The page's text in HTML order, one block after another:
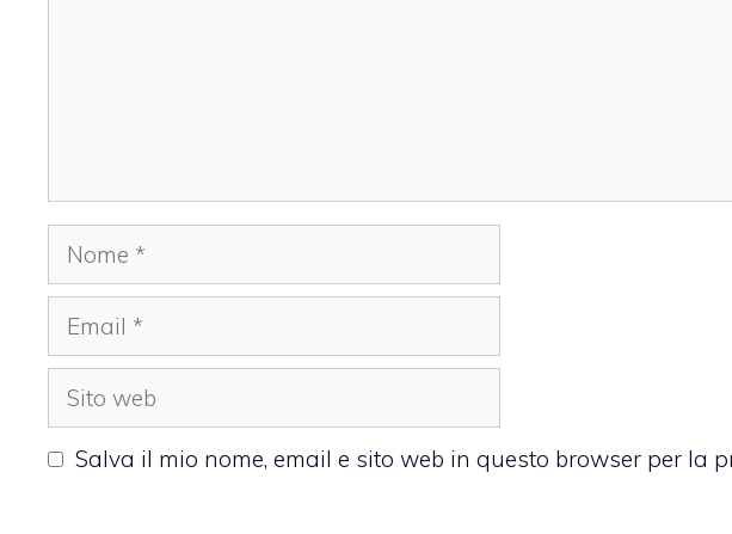
Nome
Email
Sito
web
Salva il mio nome, email e sito web in questo browser per la